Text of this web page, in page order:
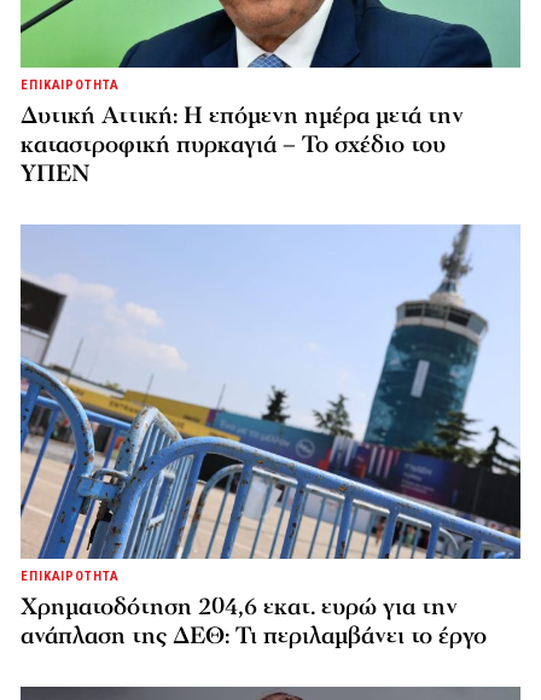
ΕΠΙΚΑΙΡΟΤΗΤΑ
Δυτική Αττική: Η επόμενη ημέρα μετά την
καταστροφική πυρκαγιά – Το σχέδιο του
ΥΠΕΝ
ΕΠΙΚΑΙΡΟΤΗΤΑ
Χρηματοδότηση 204,6 εκατ. ευρώ για την
ανάπλαση της ΔΕΘ: Τι περιλαμβάνει το έργο